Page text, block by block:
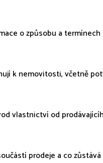
o způsobu a
k nemovitosti, včetně
vlastnictví od
prodeje a co